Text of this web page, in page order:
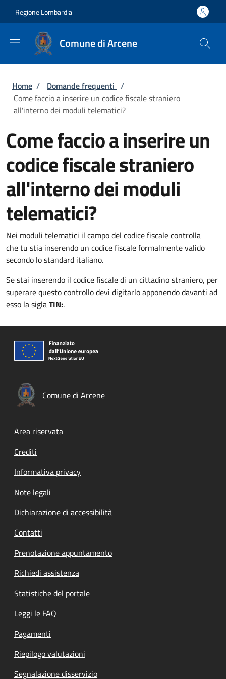
Regione Lombardia
Comune di Arcene
Briciole di pane
Home / Domande frequenti /
Come faccio a inserire un codice fiscale straniero
all'interno dei moduli telematici?
Come faccio a inserire un
codice fiscale straniero
all'interno dei moduli
telematici?
Nei moduli telematici il campo del codice fiscale controlla
che tu stia inserendo un codice fiscale formalmente valido
secondo lo standard italiano.
Se stai inserendo il codice fiscale di un cittadino straniero, per
superare questo controllo devi digitarlo apponendo davanti ad
esso la siglaTIN:.
Comune di Arcene
Footer menu
Area riservata
Crediti
Informativa privacy
Note legali
Dichiarazione di accessibilità
Contatti
Prenotazione appuntamento
Richiedi assistenza
Statistiche del portale
Leggi le FAQ
Pagamenti
Riepilogo valutazioni
Segnalazione disservizio